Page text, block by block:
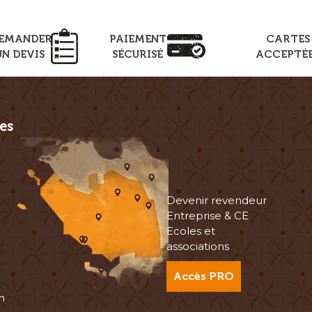
DEVIS
PAIEMENT
SÉCURISÉ
CARTES
Devenir revendeur
Entreprise & CE
Ecoles et
associations
Accès PRO